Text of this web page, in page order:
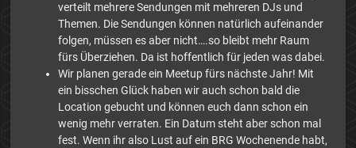
verteilt mehrere Sendungen mit mehreren DJs und
Themen. Die Sendungen können natürlich aufeinander
folgen, müssen es aber nicht….so bleibt mehr Raum
fürs Überziehen. Da ist hoffentlich für jeden was dabei.
Wir planen gerade ein Meetup fürs nächste Jahr! Mit
ein bisschen Glück haben wir auch schon bald die
Location gebucht und können euch dann schon ein
wenig mehr verraten. Ein Datum steht aber schon mal
fest. Wenn ihr also Lust auf ein BRG Wochenende habt,